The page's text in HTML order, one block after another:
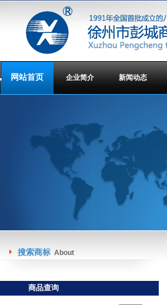
网站首页 企业简介 新闻动态
搜索商标 About
商品查询